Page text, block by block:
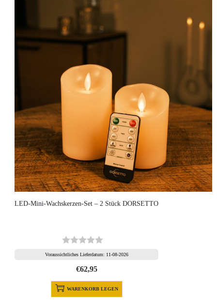
LED-Mini-Wachskerzen-Set – 2 Stück DORSETTO
Voraussichtliches Lieferdatum: 11-08-2026
€62,95
WARENKORB LEGEN